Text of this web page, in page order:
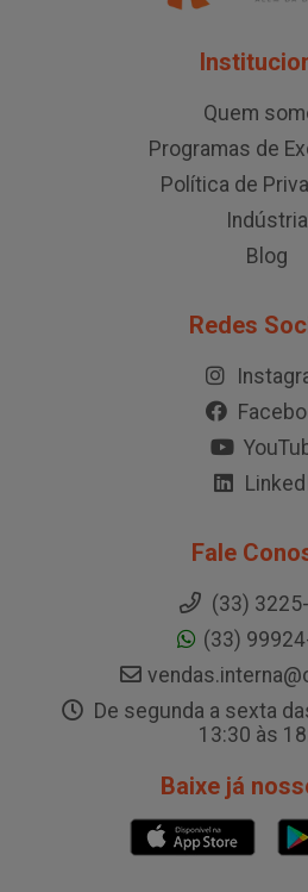
Quem
Programas de
Política de
Indústria
Blog
Redes
Fale
(33)
(33)
De segunda a sexta
13:30 às
Baixe já